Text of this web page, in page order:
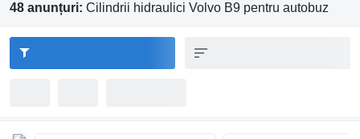
48 anunțuri: Cilindrii hidraulici Volvo B9 pentru autobuz